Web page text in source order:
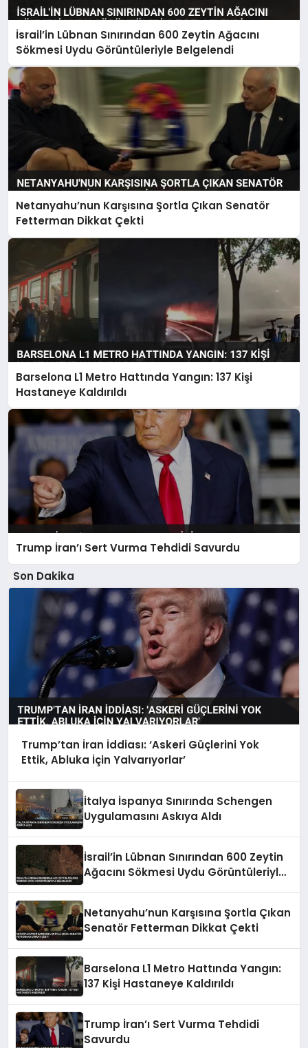
İsrail’in Lübnan Sınırından 600 Zeytin Ağacını
Sökmesi Uydu Görüntüleriyle Belgelendi
Netanyahu’nun Karşısına Şortla Çıkan Senatör
Fetterman Dikkat Çekti
Barselona L1 Metro Hattında Yangın: 137 Kişi
Hastaneye Kaldırıldı
Trump İran’ı Sert Vurma Tehdidi Savurdu
Son Dakika
Trump’tan İran İddiası: ‘Askeri Güçlerini Yok
Ettik, Abluka İçin Yalvarıyorlar’
İtalya İspanya Sınırında Schengen
Uygulamasını Askıya Aldı
İsrail’in Lübnan Sınırından 600 Zeytin
Ağacını Sökmesi Uydu Görüntüleriyle
Netanyahu’nun Karşısına Şortla Çıkan
Senatör Fetterman Dikkat Çekti
Barselona L1 Metro Hattında Yangın:
137 Kişi Hastaneye Kaldırıldı
Trump İran’ı Sert Vurma Tehdidi
Savurdu